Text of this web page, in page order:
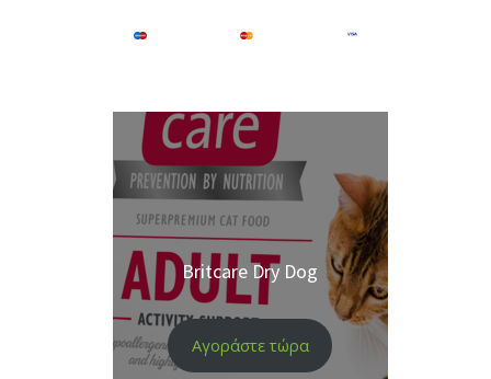
Britcare Dry Dog
Αγοράστε τώρα